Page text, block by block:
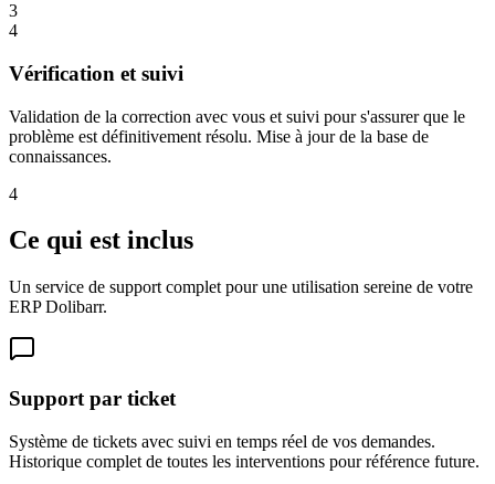
3
4
Vérification et suivi
Validation de la correction avec vous et suivi pour s'assurer que le
problème est définitivement résolu. Mise à jour de la base de
connaissances.
4
Ce qui est inclus
Un service de support complet pour une utilisation sereine de votre
ERP Dolibarr.
Support par ticket
Système de tickets avec suivi en temps réel de vos demandes.
Historique complet de toutes les interventions pour référence future.